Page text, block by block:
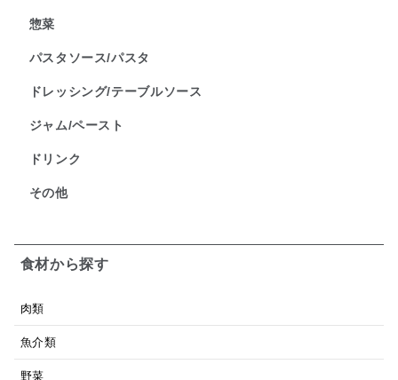
惣菜
パスタソース/パスタ
ドレッシング/テーブルソース
ジャム/ペースト
ドリンク
その他
食材から探す
肉類
魚介類
野菜